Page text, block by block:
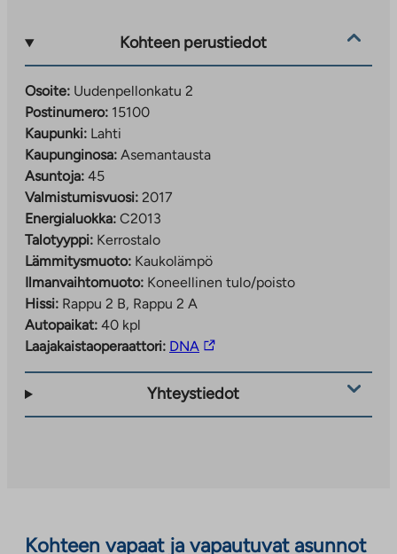
Kohteen perustiedot
Osoite: Uudenpellonkatu 2
Postinumero: 15100
Kaupunki: Lahti
Kaupunginosa: Asemantausta
Asuntoja: 45
Valmistumisvuosi: 2017
Energialuokka: C2013
Talotyyppi: Kerrostalo
Lämmitysmuoto: Kaukolämpö
Ilmanvaihtomuoto: Koneellinen tulo/poisto
Hissi: Rappu 2 B, Rappu 2 A
Autopaikat: 40 kpl
Laajakaistaoperaattori: DNA Linkki
ulkopuoliseen
Yhteystiedot
Kohteen vapaat ja vapautuvat asunnot